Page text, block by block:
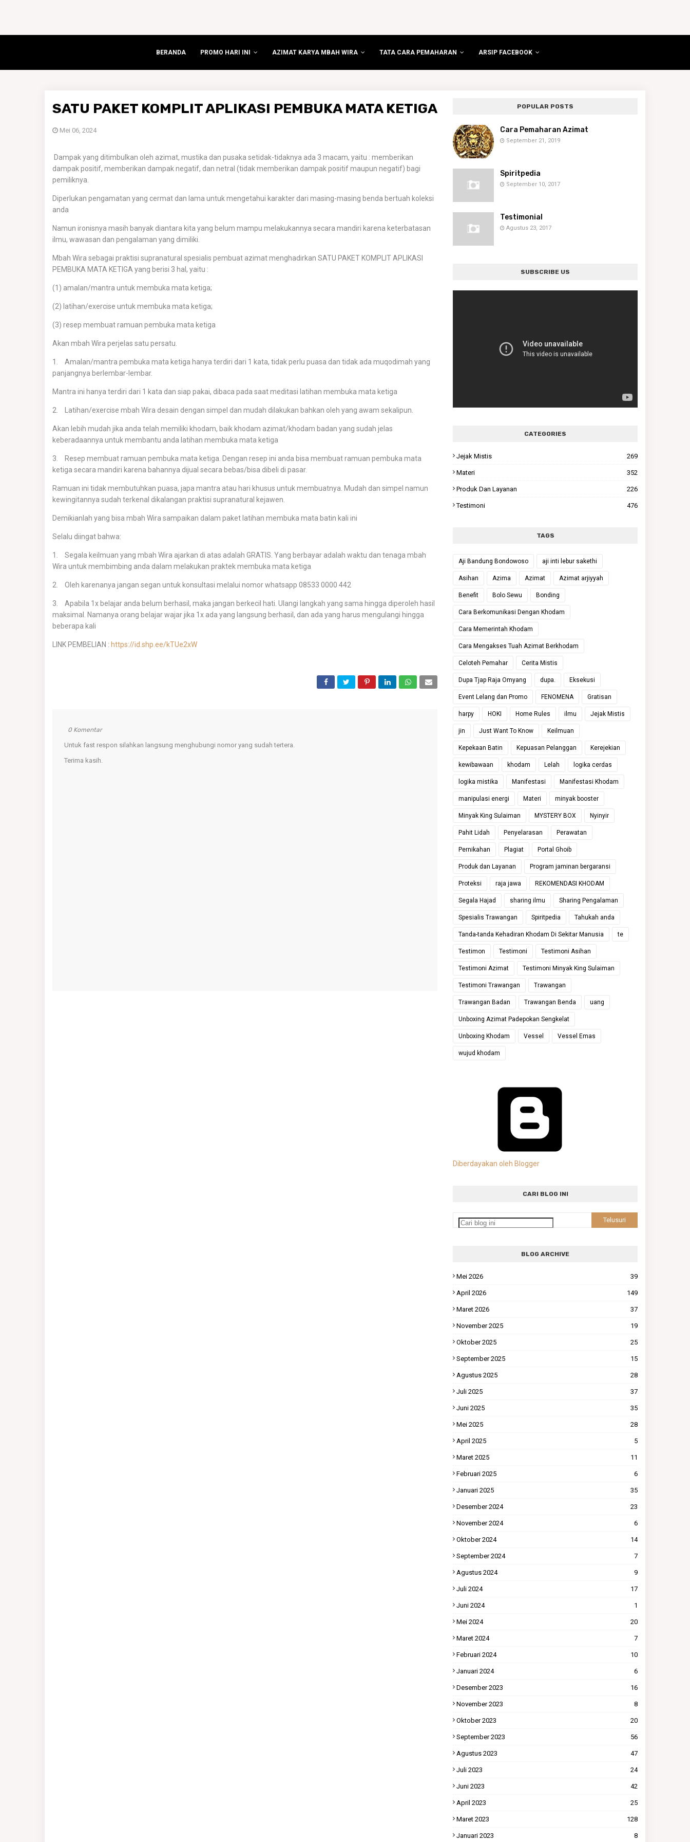
BERANDA PROMO HARI INI AZIMAT KARYA MBAH WIRA TATA CARA PEMAHARAN ARSIP FACEBOOK
SATU PAKET KOMPLIT APLIKASI PEMBUKA MATA KETIGA
Mei 06, 2024
Dampak yang ditimbulkan oleh azimat, mustika dan pusaka setidak-tidaknya ada 3 macam, yaitu : memberikan
dampak positif, memberikan dampak negatif, dan netral (tidak memberikan dampak positif maupun negatif) bagi
pemiliknya.
Diperlukan pengamatan yang cermat dan lama untuk mengetahui karakter dari masing-masing benda bertuah koleksi
anda
Namun ironisnya masih banyak diantara kita yang belum mampu melakukannya secara mandiri karena keterbatasan
ilmu, wawasan dan pengalaman yang dimiliki.
Mbah Wira sebagai praktisi supranatural spesialis pembuat azimat menghadirkan SATU PAKET KOMPLIT APLIKASI
PEMBUKA MATA KETIGA yang berisi 3 hal, yaitu :
(1) amalan/mantra untuk membuka mata ketiga;
(2) latihan/exercise untuk membuka mata ketiga;
(3) resep membuat ramuan pembuka mata ketiga
Akan mbah Wira perjelas satu persatu.
1.
Amalan/mantra pembuka mata ketiga hanya terdiri dari 1 kata, tidak perlu puasa dan tidak ada muqodimah yang
panjangnya berlembar-lembar.
Mantra ini hanya terdiri dari 1 kata dan siap pakai, dibaca pada saat meditasi latihan membuka mata ketiga
2. Latihan/exercise mbah Wira desain dengan simpel dan mudah dilakukan bahkan oleh yang awam sekalipun.
Akan lebih mudah jika anda telah memiliki khodam, baik khodam azimat/khodam badan yang sudah jelas
keberadaannya untuk membantu anda latihan membuka mata ketiga
3.
Resep membuat ramuan pembuka mata ketiga. Dengan resep ini anda bisa membuat ramuan pembuka mata
ketiga secara mandiri karena bahannya dijual secara bebas/bisa dibeli di pasar.
Ramuan ini tidak membutuhkan puasa, japa mantra atau hari khusus untuk membuatnya. Mudah dan simpel namun
kewingitannya sudah terkenal dikalangan praktisi supranatural kejawen.
Demikianlah yang bisa mbah Wira sampaikan dalam paket latihan membuka mata batin kali ini
Selalu diingat bahwa:
1.
Segala keilmuan yang mbah Wira ajarkan di atas adalah GRATIS. Yang berbayar adalah waktu dan tenaga mbah
Wira untuk membimbing anda dalam melakukan praktek membuka mata ketiga
2. Oleh karenanya jangan segan untuk konsultasi melalui nomor whatsapp 08533 0000 442
3.
Apabila 1x belajar anda belum berhasil, maka jangan berkecil hati. Ulangi langkah yang sama hingga diperoleh hasil
maksimal. Namanya orang belajar wajar jika 1x ada yang langsung berhasil, dan ada yang harus mengulangi hingga
beberapa kali
LINK PEMBELIAN : https://id.shp.ee/kTUe2xW
0 Komentar
Untuk fast respon silahkan langsung menghubungi nomor yang sudah tertera.
Terima kasih.
POPULAR POSTS
Cara Pemaharan Azimat
September 21, 2019
Spiritpedia
September 10, 2017
Testimonial
Agustus 23, 2017
SUBSCRIBE US
CATEGORIES
Jejak Mistis 269
Materi 352
Produk Dan Layanan 226
Testimoni 476
TAGS
Aji Bandung Bondowoso aji inti lebur sakethi
Asihan Azima Azimat Azimat arjiyyah
Benefit Bolo Sewu Bonding
Cara Berkomunikasi Dengan Khodam
Cara Memerintah Khodam
Cara Mengakses Tuah Azimat Berkhodam
Celoteh Pemahar Cerita Mistis
Dupa Tjap Raja Omyang dupa. Eksekusi
Event Lelang dan Promo FENOMENA Gratisan
harpy HOKI Home Rules ilmu Jejak Mistis
jin Just Want To Know Keilmuan
Kepekaan Batin Kepuasan Pelanggan Kerejekian
kewibawaan khodam Lelah logika cerdas
logika mistika Manifestasi Manifestasi Khodam
manipulasi energi Materi minyak booster
Minyak King Sulaiman MYSTERY BOX Nyinyir
Pahit Lidah Penyelarasan Perawatan
Pernikahan Plagiat Portal Ghoib
Produk dan Layanan Program jaminan bergaransi
Proteksi raja jawa REKOMENDASI KHODAM
Segala Hajad sharing ilmu Sharing Pengalaman
Spesialis Trawangan Spiritpedia Tahukah anda
Tanda-tanda Kehadiran Khodam Di Sekitar Manusia te
Testimon Testimoni Testimoni Asihan
Testimoni Azimat Testimoni Minyak King Sulaiman
Testimoni Trawangan Trawangan
Trawangan Badan Trawangan Benda uang
Unboxing Azimat Padepokan Sengkelat
Unboxing Khodam Vessel Vessel Emas
wujud khodam
Diberdayakan oleh Blogger
CARI BLOG INI
BLOG ARCHIVE
Mei 2026 39
April 2026 149
Maret 2026 37
November 2025 19
Oktober 2025 25
September 2025 15
Agustus 2025 28
Juli 2025 37
Juni 2025 35
Mei 2025 28
April 2025 5
Maret 2025 11
Februari 2025 6
Januari 2025 35
Desember 2024 23
November 2024 6
Oktober 2024 14
September 2024 7
Agustus 2024 9
Juli 2024 17
Juni 2024 1
Mei 2024 20
Maret 2024 7
Februari 2024 10
Januari 2024 6
Desember 2023 16
November 2023 8
Oktober 2023 20
September 2023 56
Agustus 2023 47
Juli 2023 24
Juni 2023 42
April 2023 25
Maret 2023 128
Januari 2023 8